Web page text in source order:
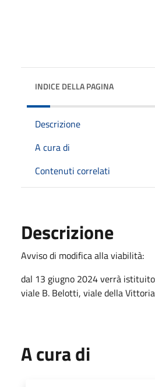
INDICE DELLA PAGINA
Descrizione
A cura di
Contenuti correlati
Descrizione
Avviso di modifica alla viabilità:
dal 13 giugno 2024 verrà
viale B. Belotti, viale della
A cura di